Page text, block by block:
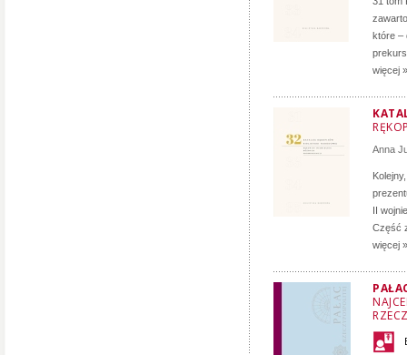
które –
więcej »
Anna
II
Część
więcej »